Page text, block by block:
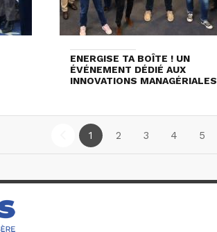
ENERGISE TA BOÎTE ! UN
ÉVÉNEMENT DÉDIÉ AUX
INNOVATIONS MANAGÉRIALES
1 2 3 4 5